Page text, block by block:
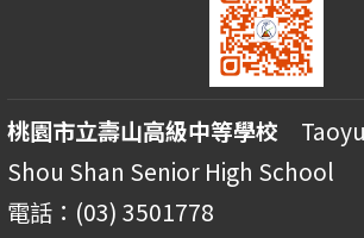
桃園市立壽山高級中等學校
Shou Shan Senior High School
電話：(03) 3501778